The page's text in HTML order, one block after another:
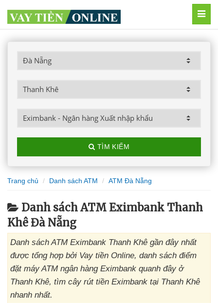
TÌM KIẾM
Trang chủ Danh sách ATM ATM Đà Nẵng
Danh sách ATM Eximbank Thanh
Khê Đà Nẵng
Danh sách ATM Eximbank Thanh Khê gần đây nhất
được tổng hợp bởi Vay tiền Online, danh sách điểm
đặt máy ATM ngân hàng Eximbank quanh đây ở
Thanh Khê, tìm cây rút tiền Eximbank tại Thanh Khê
nhanh nhất.